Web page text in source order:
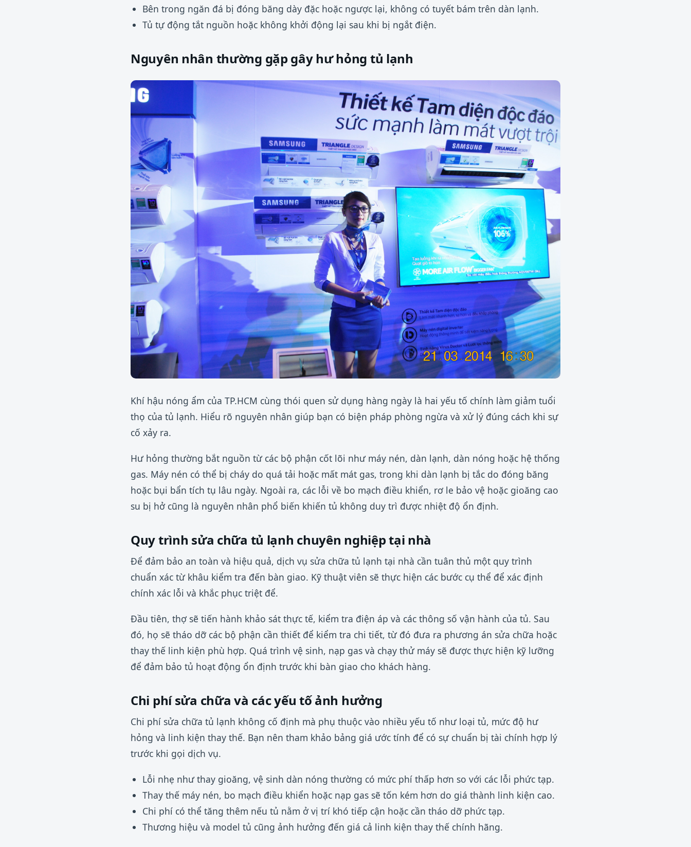
Bên trong ngăn đá bị đóng băng dày đặc hoặc ngược lại, không có tuyết bám trên dàn lạnh.
Tủ tự động tắt nguồn hoặc không khởi động lại sau khi bị ngắt điện.
Nguyên nhân thường gặp gây hư hỏng tủ lạnh
Khí hậu nóng ẩm của TP.HCM cùng thói quen sử dụng hàng ngày là hai yếu tố chính làm giảm tuổi
thọ của tủ lạnh. Hiểu rõ nguyên nhân giúp bạn có biện pháp phòng ngừa và xử lý đúng cách khi sự
cố xảy ra.
Hư hỏng thường bắt nguồn từ các bộ phận cốt lõi như máy nén, dàn lạnh, dàn nóng hoặc hệ thống
gas. Máy nén có thể bị cháy do quá tải hoặc mất mát gas, trong khi dàn lạnh bị tắc do đóng băng
hoặc bụi bẩn tích tụ lâu ngày. Ngoài ra, các lỗi về bo mạch điều khiển, rơ le bảo vệ hoặc gioăng cao
su bị hở cũng là nguyên nhân phổ biến khiến tủ không duy trì được nhiệt độ ổn định.
Quy trình sửa chữa tủ lạnh chuyên nghiệp tại nhà
Để đảm bảo an toàn và hiệu quả, dịch vụ sửa chữa tủ lạnh tại nhà cần tuân thủ một quy trình
chuẩn xác từ khâu kiểm tra đến bàn giao. Kỹ thuật viên sẽ thực hiện các bước cụ thể để xác định
chính xác lỗi và khắc phục triệt để.
Đầu tiên, thợ sẽ tiến hành khảo sát thực tế, kiểm tra điện áp và các thông số vận hành của tủ. Sau
đó, họ sẽ tháo dỡ các bộ phận cần thiết để kiểm tra chi tiết, từ đó đưa ra phương án sửa chữa hoặc
thay thế linh kiện phù hợp. Quá trình vệ sinh, nạp gas và chạy thử máy sẽ được thực hiện kỹ lưỡng
để đảm bảo tủ hoạt động ổn định trước khi bàn giao cho khách hàng.
Chi phí sửa chữa và các yếu tố ảnh hưởng
Chi phí sửa chữa tủ lạnh không cố định mà phụ thuộc vào nhiều yếu tố như loại tủ, mức độ hư
hỏng và linh kiện thay thế. Bạn nên tham khảo bảng giá ước tính để có sự chuẩn bị tài chính hợp lý
trước khi gọi dịch vụ.
Lỗi nhẹ như thay gioăng, vệ sinh dàn nóng thường có mức phí thấp hơn so với các lỗi phức tạp.
Thay thế máy nén, bo mạch điều khiển hoặc nạp gas sẽ tốn kém hơn do giá thành linh kiện cao.
Chi phí có thể tăng thêm nếu tủ nằm ở vị trí khó tiếp cận hoặc cần tháo dỡ phức tạp.
Thương hiệu và model tủ cũng ảnh hưởng đến giá cả linh kiện thay thế chính hãng.